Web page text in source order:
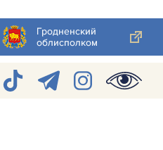
Гродненский
облисполком